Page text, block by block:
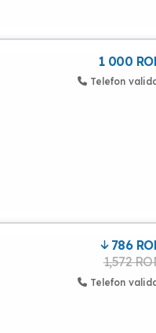
1 000
Telefon
786
1,572
Telefon